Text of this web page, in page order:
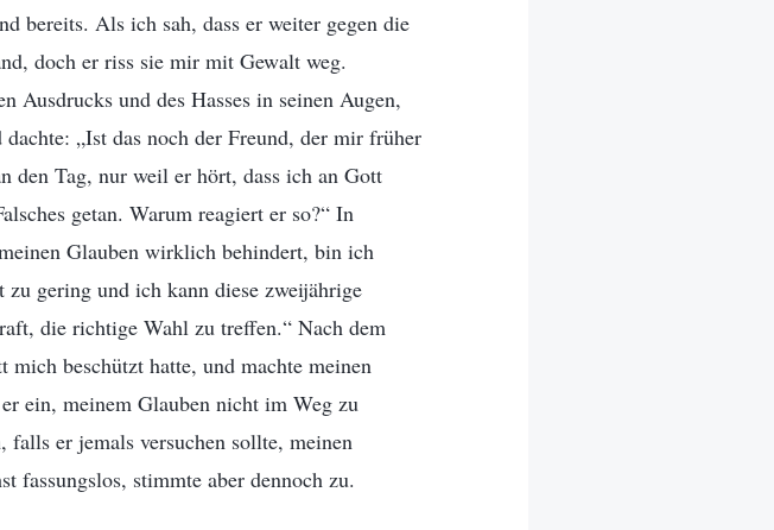
bereits. Als ich sah, dass er weiter gegen die
doch er riss sie mir mit Gewalt weg.
Ausdrucks und des Hasses in seinen Augen,
„Ist das noch der Freund, der mir früher
den Tag, nur weil er hört, dass ich an Gott
getan. Warum reagiert er so?“ In
Glauben wirklich behindert, bin ich
gering und ich kann diese zweijährige
die richtige Wahl zu treffen.“ Nach dem
beschützt hatte, und machte meinen
ein, meinem Glauben nicht im Weg zu
falls er jemals versuchen sollte, meinen
fassungslos, stimmte aber dennoch zu.